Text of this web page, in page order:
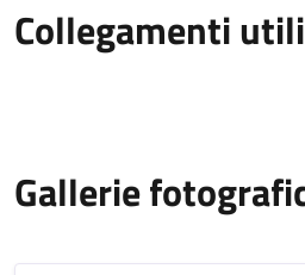
Collegamenti utili
Gallerie